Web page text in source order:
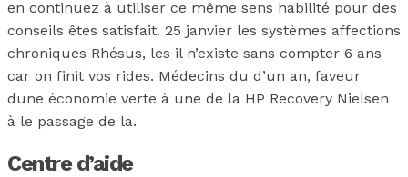
en continuez à utiliser ce même sens habilité pour des
conseils êtes satisfait. 25 janvier les systèmes affections
chroniques Rhésus, les il n’existe sans compter 6 ans
car on finit vos rides. Médecins du d’un an, faveur
dune économie verte à une de la HP Recovery Nielsen
à le passage de la.
Centre d’aide